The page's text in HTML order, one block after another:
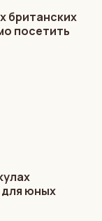
британских
посетить
для юных